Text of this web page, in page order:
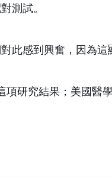
測試。
此感到興奮，因為這
研究結果；美國醫